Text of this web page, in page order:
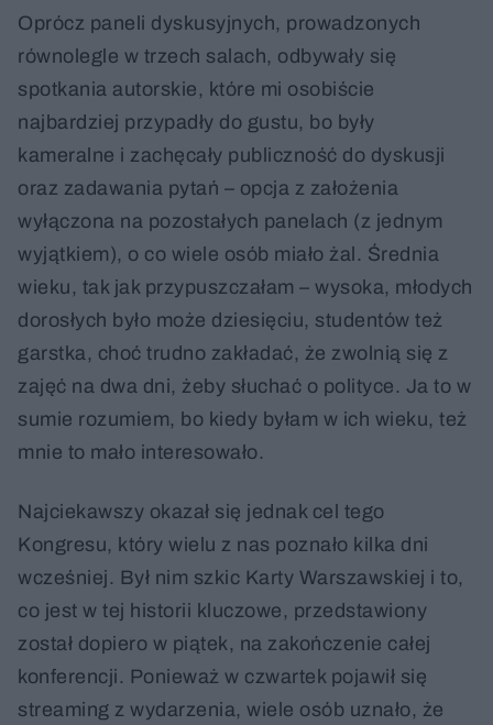
Oprócz paneli dyskusyjnych, prowadzonych
równolegle w trzech salach, odbywały się
spotkania autorskie, które mi osobiście
najbardziej przypadły do gustu, bo były
kameralne i zachęcały publiczność do dyskusji
oraz zadawania pytań – opcja z założenia
wyłączona na pozostałych panelach (z jednym
wyjątkiem), o co wiele osób miało żal. Średnia
wieku, tak jak przypuszczałam – wysoka, młodych
dorosłych było może dziesięciu, studentów też
garstka, choć trudno zakładać, że zwolnią się z
zajęć na dwa dni, żeby słuchać o polityce. Ja to w
sumie rozumiem, bo kiedy byłam w ich wieku, też
mnie to mało interesowało.
Najciekawszy okazał się jednak cel tego
Kongresu, który wielu z nas poznało kilka dni
wcześniej. Był nim szkic Karty Warszawskiej i to,
co jest w tej historii kluczowe, przedstawiony
został dopiero w piątek, na zakończenie całej
konferencji. Ponieważ w czwartek pojawił się
streaming z wydarzenia, wiele osób uznało, że